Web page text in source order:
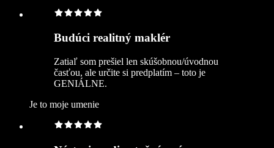
Budúci realitný maklér
Zatiaľ som prešiel len skúšobnou/úvodnou
časťou, ale určite si predplatím – toto je
GENIÁLNE.
Je to moje umenie